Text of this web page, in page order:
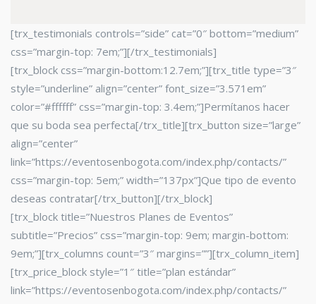
[trx_testimonials controls=”side” cat=”0″ bottom=”medium”
css=”margin-top: 7em;”][/trx_testimonials]
[trx_block css=”margin-bottom:12.7em;”][trx_title type=”3″
style=”underline” align=”center” font_size=”3.571em”
color=”#ffffff” css=”margin-top: 3.4em;”]Permítanos hacer
que su boda sea perfecta[/trx_title][trx_button size=”large”
align=”center”
link=”https://eventosenbogota.com/index.php/contacts/”
css=”margin-top: 5em;” width=”137px”]Que tipo de evento
deseas contratar[/trx_button][/trx_block]
[trx_block title=”Nuestros Planes de Eventos”
subtitle=”Precios” css=”margin-top: 9em; margin-bottom:
9em;”][trx_columns count=”3″ margins=””][trx_column_item]
[trx_price_block style=”1″ title=”plan estándar”
link=”https://eventosenbogota.com/index.php/contacts/”